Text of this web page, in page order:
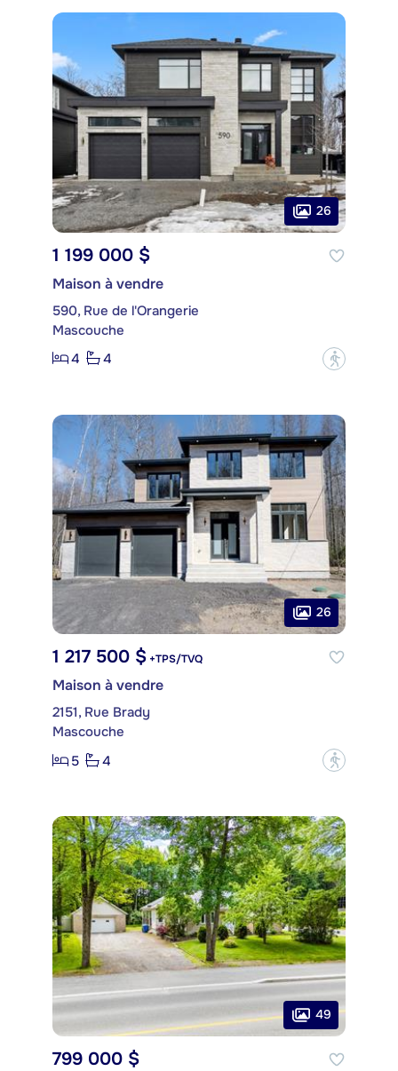
26
1 199 000 $
Maison à vendre
590, Rue de l'Orangerie
Mascouche
4
4 ?
26
1 217 500 $ +TPS/TVQ
Maison à vendre
2151, Rue Brady
Mascouche
5
4 ?
49
799 000 $